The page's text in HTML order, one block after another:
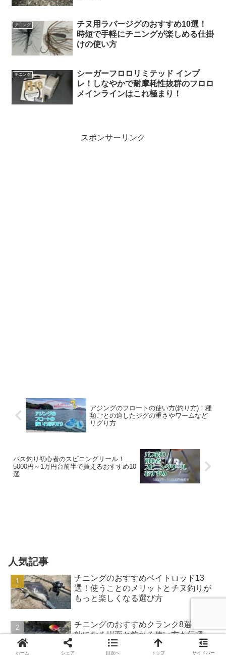
チニング
チヌ用ラバージグのおすすめ10選！
時短で手軽にチニングが楽しめる仕掛
けの使い方
チニング
シーガーフロロリミテッド インプ
レ！しなやかで耐摩耗性抜群のフロロ
メインラインはこれ極まり！
スポンサーリンク
アジングのフロートの使い方(釣り方)！種
類ごとの適したジグの重さやワームなど
リグり方
バス釣り初心者のスピニングリール！
5000円～1万円台前半で買えるおすすめ10
選
人気記事
チニングのおすすめベイトロッド13
選！使うことのメリットとチヌ釣りが
もっと楽しくなる選び方
チニングのおすすめクランク8選！有
効になる場面と釣れる使い方も伝授
ホーム シェア 目次へ トップ サイドバー